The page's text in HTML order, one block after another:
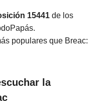
15441 de los
populares que Breac:
la